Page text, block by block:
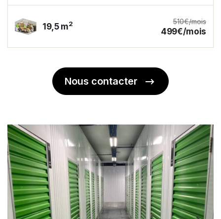
19,5 m2 510€/mois
499€/mois
Nous contacter